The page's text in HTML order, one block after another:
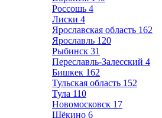
Россошь 4
Лиски 4
Ярославская область 162
Ярославль 120
Рыбинск 31
Переславль-Залесский 4
Бишкек 162
Тульская область 152
Тула 110
Новомосковск 17
Щёкино 6